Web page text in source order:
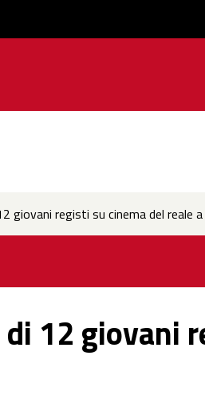
giovani registi su cinema del reale
12 giovani